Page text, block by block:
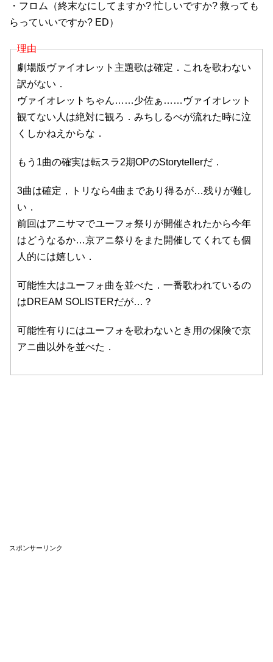
・フロム（終末なにしてますか? 忙しいですか? 救っても
らっていいですか? ED）
理由
劇場版ヴァイオレット主題歌は確定．これを歌わない
訳がない．
ヴァイオレットちゃん……少佐ぁ……ヴァイオレット
観てない人は絶対に観ろ．みちしるべが流れた時に泣
くしかねえからな．
もう1曲の確実は転スラ2期OPのStorytellerだ．
3曲は確定，トリなら4曲まであり得るが…残りが難し
い．
前回はアニサマでユーフォ祭りが開催されたから今年
はどうなるか…京アニ祭りをまた開催してくれても個
人的には嬉しい．
可能性大はユーフォ曲を並べた．一番歌われているの
はDREAM SOLISTERだが…？
可能性有りにはユーフォを歌わないとき用の保険で京
アニ曲以外を並べた．
スポンサーリンク